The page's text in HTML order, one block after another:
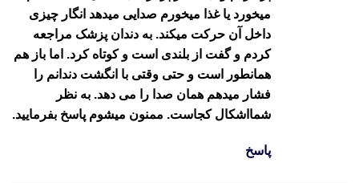
میخورد یا غذا میخورم صدایی میدهد انگار چیزی
داخل آن حرکت میکند. به دندان پزشک مراجعه
کردم و گفت از بلندی است و کوتاه کرد. اما باز هم
همانطور است و حتی وقتی با انگشت دندانم را
فشار میدهم همان صدا را می دهد. به نظر
شمااشکال کجاست. ممنون میشوم پاسخ بفرمایید.
پاسخ